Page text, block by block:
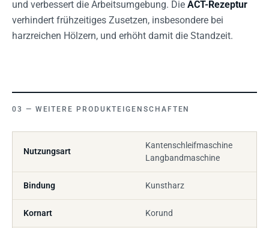
und verbessert die Arbeitsumgebung. Die ACT-Rezeptur
verhindert frühzeitiges Zusetzen, insbesondere bei
harzreichen Hölzern, und erhöht damit die Standzeit.
WEITERE PRODUKTEIGENSCHAFTEN
Nutzungsart
Kantenschleifmaschine
Langbandmaschine
Bindung Kunstharz
Kornart Korund